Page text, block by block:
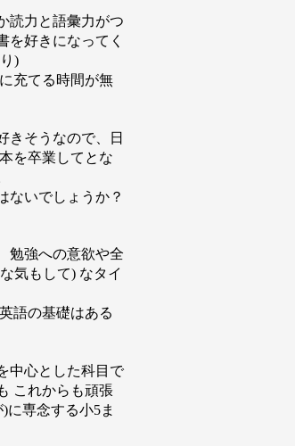
読力と語彙力がつ
を好きになってく
)
充てる時間が無
きそうなので、日
を卒業してとな
ないでしょうか？
勉強への意欲や全
気もして) なタイ
語の基礎はある
中心とした科目で
これからも頑張
に専念する小5ま